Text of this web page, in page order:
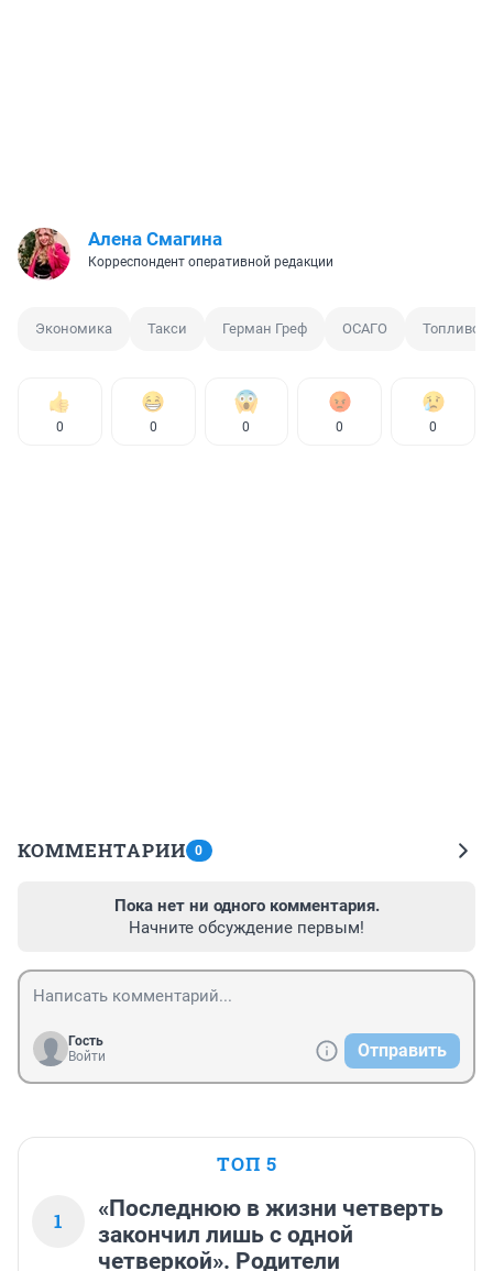
Алена Смагина
Корреспондент оперативной редакции
Экономика Такси Герман Греф ОСАГО Топливо
0 0 0 0 0
КОММЕНТАРИИ 0
Пока нет ни одного комментария.
Начните обсуждение первым!
Гость
Войти
Отправить
ТОП 5
1
«Последнюю в жизни четверть
закончил лишь с одной
четверкой». Родители